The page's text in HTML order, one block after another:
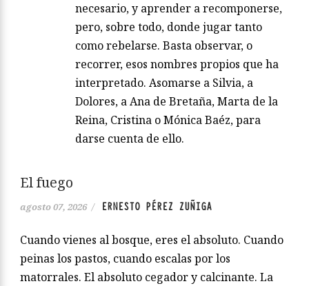
necesario, y aprender a recomponerse,
pero, sobre todo, donde jugar tanto
como rebelarse. Basta observar, o
recorrer, esos nombres propios que ha
interpretado. Asomarse a Silvia, a
Dolores, a Ana de Bretaña, Marta de la
Reina, Cristina o Mónica Baéz, para
darse cuenta de ello.
El fuego
agosto 07, 2026 / ERNESTO PÉREZ ZUÑIGA
Cuando vienes al bosque, eres el absoluto. Cuando
peinas los pastos, cuando escalas por los
matorrales. El absoluto cegador y calcinante. La